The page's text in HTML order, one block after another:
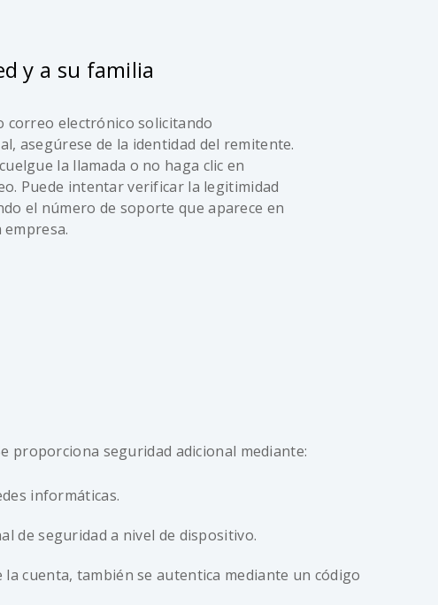
y a su familia
correo electrónico solicitando
asegúrese de la identidad del remitente.
la llamada o no haga clic en
Puede intentar verificar la legitimidad
el número de soporte que aparece en
proporciona seguridad adicional mediante:
informáticas.
de seguridad a nivel de dispositivo.
cuenta, también se autentica mediante un código